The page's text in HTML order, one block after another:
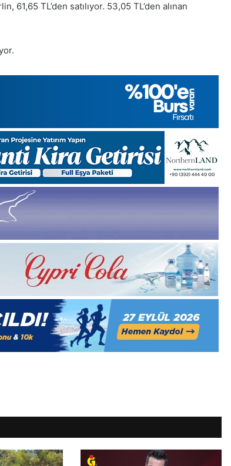
61,65 TL’den satılıyor. 53,05 TL’den alınan
1
2025,
Gıynık
Medya
manşetleri
1 Aralık Pazartesi 2025, Gıynık
Medya manşetleri